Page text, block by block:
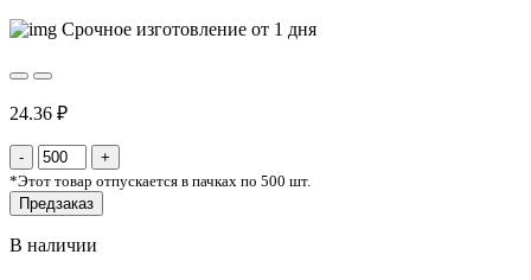
Срочное изготовление от 1 дня
24.36 ₽
*Этот товар отпускается в пачках по 500 шт.
Предзаказ
В наличии